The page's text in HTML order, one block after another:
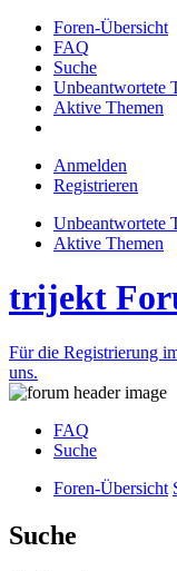
Foren-Übersicht
FAQ
Suche
Unbeantwortete
Aktive Themen
Anmelden
Registrieren
Unbeantwortete
Aktive Themen
trijekt
Für die Registrierung
uns.
FAQ
Suche
Foren-Übersicht
Suche